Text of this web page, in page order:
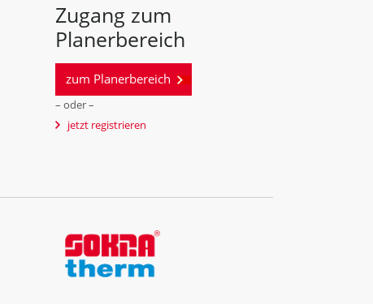
Zugang zum
Planerbereich
zum Planerbereich
– oder –
jetzt registrieren